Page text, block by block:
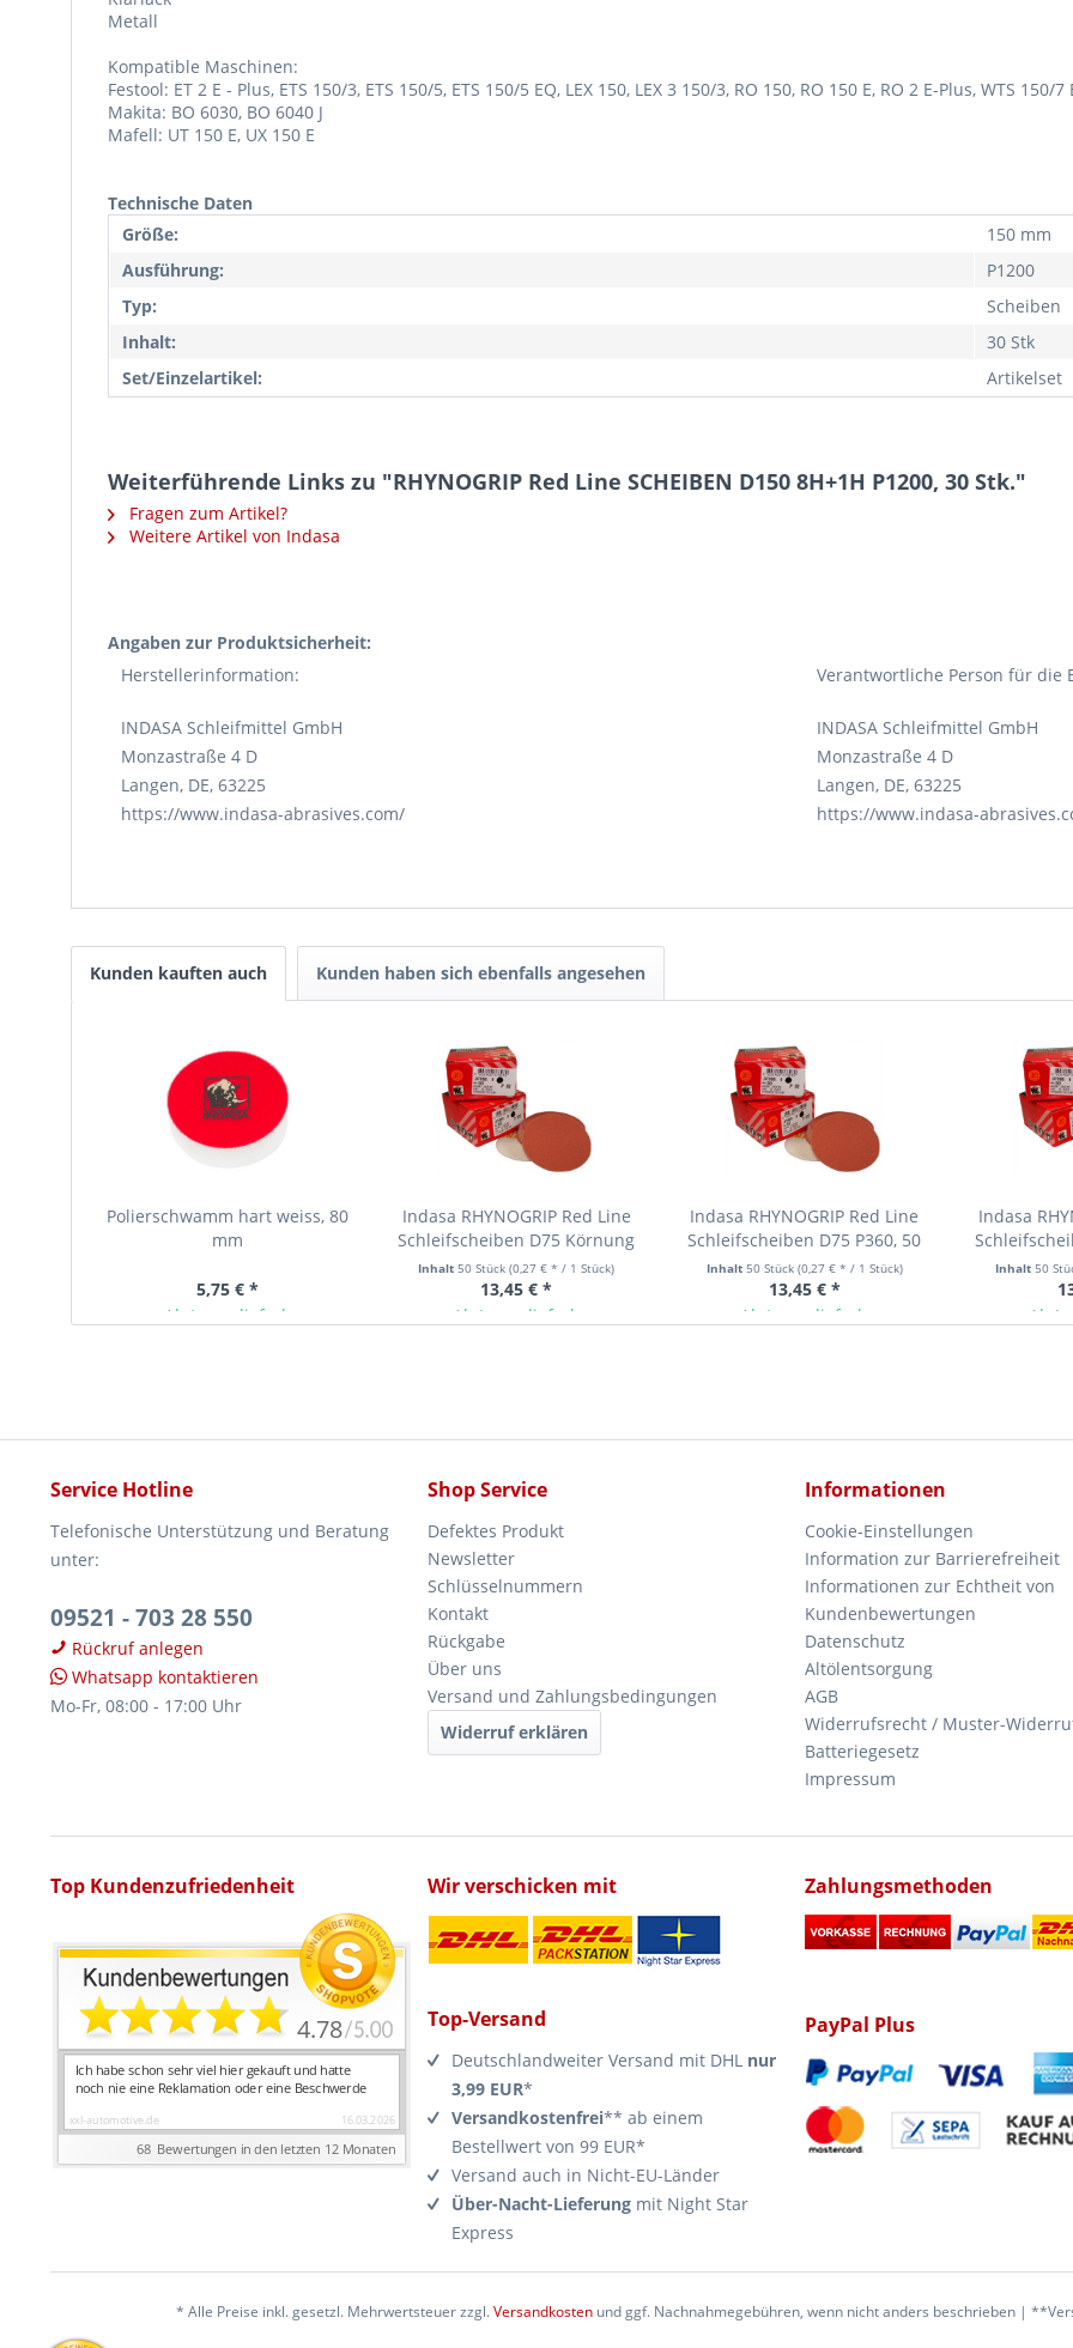
Metall
Kompatible Maschinen:
Festool: ET 2 E - Plus, ETS 150/3, ETS 150/5, ETS 150/5 EQ, LEX 150, LEX 3 150/3, RO 150, RO 150 E, RO 2 E-Plus, WTS 150/
Makita: BO 6030, BO 6040 J
Mafell: UT 150 E, UX 150 E
Technische Daten
Größe:
150 mm
Ausführung:
P1200
Typ:
Scheiben
Inhalt:
30 Stk
Set/Einzelartikel:
Artikelset
Weiterführende Links zu "RHYNOGRIP Red Line SCHEIBEN D150 8H+1H P1200, 30 Stk."
Fragen zum Artikel?
Weitere Artikel von Indasa
Angaben zur Produktsicherheit:
Herstellerinformation:
INDASA Schleifmittel GmbH
Monzastraße 4 D
Langen, DE, 63225
https://www.indasa-abrasives.com/
Verantwortliche Person für die
INDASA Schleifmittel GmbH
Monzastraße 4 D
Langen, DE, 63225
https://www.indasa-
Kunden kauften auch Kunden haben sich ebenfalls angesehen
Polierschwamm hart weiss, 80
mm
5,75 € *
Ab Lager lieferbar
Indasa RHYNOGRIP Red Line
Schleifscheiben D75 Körnung
P2000, 50 Stk.
Inhalt50 Stück(0,27 € * / 1 Stück)
13,45 € *
Ab Lager lieferbar
Indasa RHYNOGRIP Red Line
Schleifscheiben D75 P360, 50
Stk.
Inhalt 50 Stück (0,27 € * / 1 Stück)
13,45 € *
Ab Lager lieferbar
Indasa
Inhalt 50
Ab
Service Hotline
Telefonische Unterstützung und Beratung
unter:
09521 - 703 28 550
Rückruf anlegen
Whatsapp kontaktieren
Mo-Fr, 08:00 - 17:00 Uhr
Shop Service
Defektes Produkt
Newsletter
Schlüsselnummern
Kontakt
Rückgabe
Über uns
Versand und Zahlungsbedingungen
Widerruf erklären
Informationen
Cookie-Einstellungen
Information zur Barrierefreiheit
Informationen zur Echtheit von
Kundenbewertungen
Datenschutz
Altölentsorgung
AGB
Widerrufsrecht / Muster-
Batteriegesetz
Impressum
Top Kundenzufriedenheit Wir verschicken mit
Top-Versand
Deutschlandweiter Versand mit DHL nur
3,99 EUR*
Versandkostenfrei** ab einem
Bestellwert von 99 EUR*
Versand auch in Nicht-EU-Länder
Über-Nacht-Lieferung mit Night Star
Express
Zahlungsmethoden
PayPal Plus
* Alle Preise inkl. gesetzl. Mehrwertsteuer zzgl.Versandkosten und ggf. Nachnahmegebühren, wenn nicht anders beschrieben |